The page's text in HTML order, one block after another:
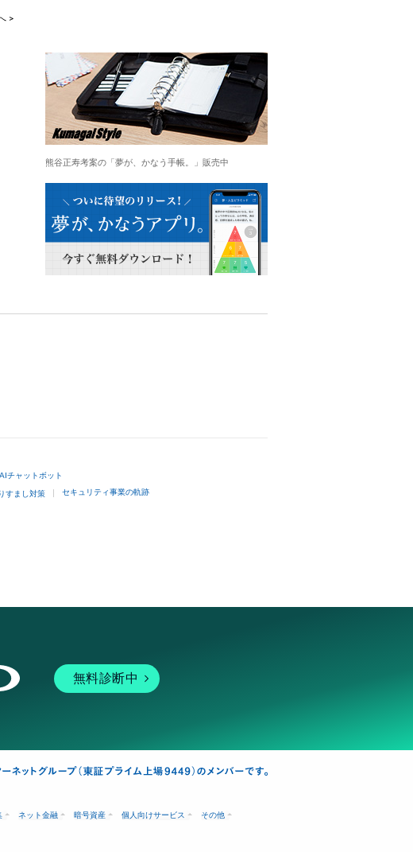
>
熊谷正寿考案の「夢が、かなう手帳。」販売中
チャットボット
すまし対策 セキュリティ事業の軌跡
無料診断中
ネット金融 暗号資産 個人向けサービス その他